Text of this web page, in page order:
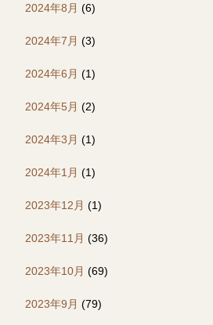
2024年8月 (6)
2024年7月 (3)
2024年6月 (1)
2024年5月 (2)
2024年3月 (1)
2024年1月 (1)
2023年12月 (1)
2023年11月 (36)
2023年10月 (69)
2023年9月 (79)